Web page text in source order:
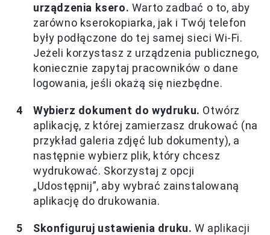
urządzenia ksero. Warto zadbać o to, aby
zarówno kserokopiarka, jak i Twój telefon
były podłączone do tej samej sieci Wi-Fi.
Jeżeli korzystasz z urządzenia publicznego,
koniecznie zapytaj pracowników o dane
logowania, jeśli okażą się niezbędne.
Wybierz dokument do wydruku. Otwórz
aplikację, z której zamierzasz drukować (na
przykład galeria zdjęć lub dokumenty), a
następnie wybierz plik, który chcesz
wydrukować. Skorzystaj z opcji
„Udostępnij”, aby wybrać zainstalowaną
aplikację do drukowania.
Skonfiguruj ustawienia druku. W aplikacji